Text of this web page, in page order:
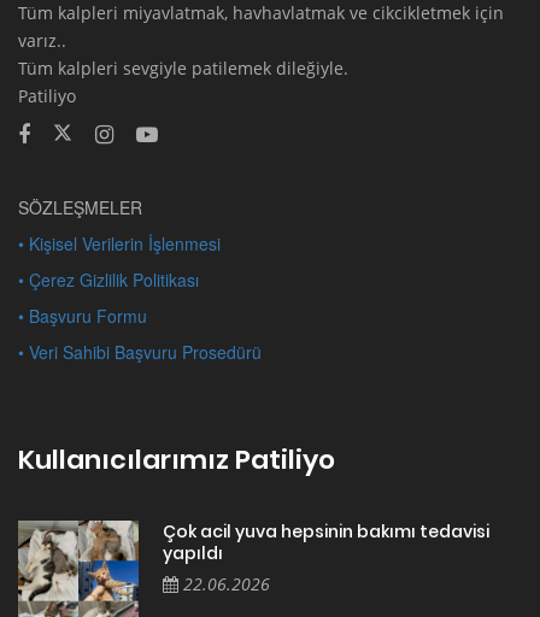
Tüm kalpleri miyavlatmak, havhavlatmak ve cikcikletmek için
varız..
Tüm kalpleri sevgiyle patilemek dileğiyle.
Patiliyo
SÖZLEŞMELER
• Kişisel Verilerin İşlenmesi
• Çerez Gizlilik Politikası
• Başvuru Formu
• Veri Sahibi Başvuru Prosedürü
Kullanıcılarımız Patiliyo
Çok acil yuva hepsinin bakımı tedavisi
yapıldı
22.06.2026